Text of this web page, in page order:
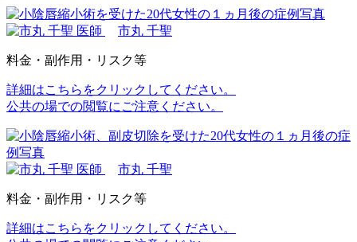
市丸 千聖
料金・副作用・リスク等
詳細はこちらをクリックしてください。
公共の場での閲覧にご注意ください。
市丸 千聖
料金・副作用・リスク等
詳細はこちらをクリックしてください。